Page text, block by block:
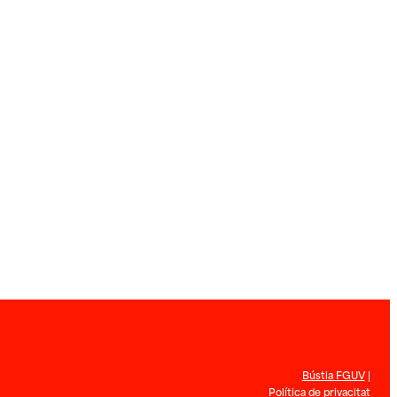
Bústia FGUV|
Política de privacitat